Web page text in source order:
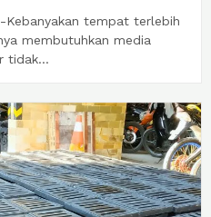
Kebanyakan tempat terlebih
membutuhkan media
tidak...